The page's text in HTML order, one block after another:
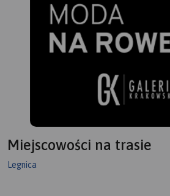
Miejscowości na trasie
Legnica